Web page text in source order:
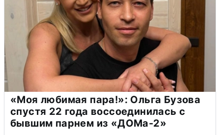
«Моя любимая пара!»: Ольга Бузова
спустя 22 года воссоединилась с
бывшим парнем из «ДОМа-2»